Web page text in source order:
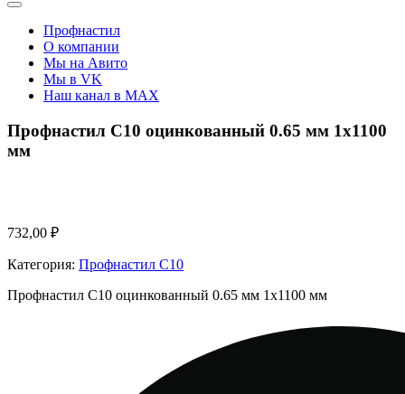
Профнастил
О компании
Мы на Авито
Мы в VK
Наш канал в MAX
Профнастил С10 оцинкованный 0.65 мм 1х1100
мм
732,00 ₽
Категория: Профнастил C10
Профнастил С10 оцинкованный 0.65 мм 1х1100 мм